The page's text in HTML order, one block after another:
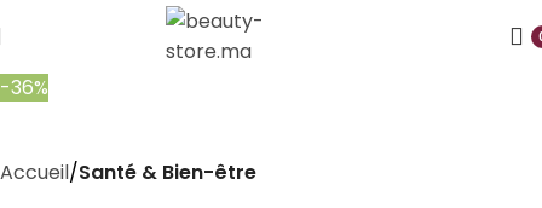
-36%
Accueil Santé & Bien-être